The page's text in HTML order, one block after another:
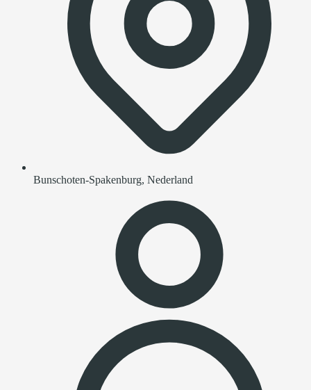
Bunschoten-Spakenburg, Nederland